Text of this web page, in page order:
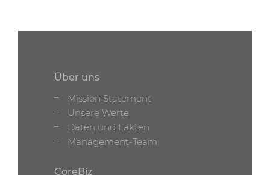
Über uns
Mission Statement
Unsere Werte
Daten und Fakten
Management-Team
CoreBiz